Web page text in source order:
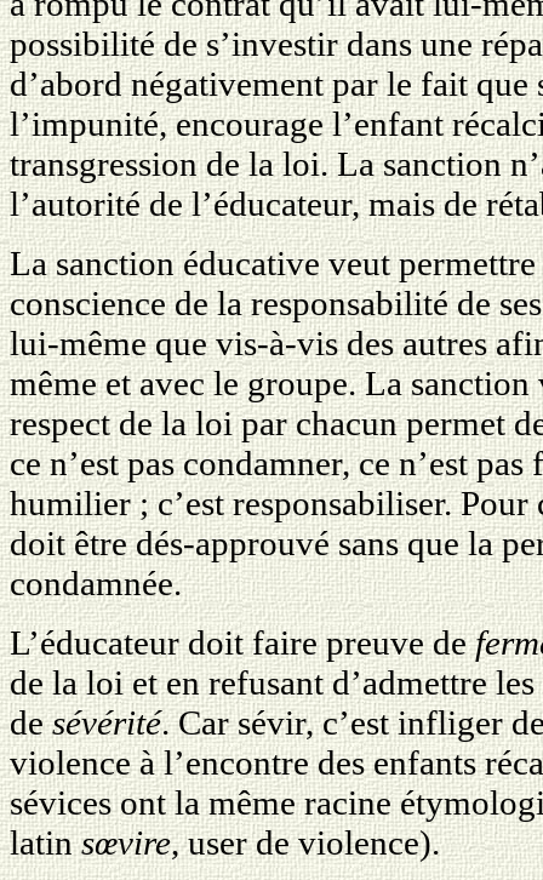
possibilité de s’investir dans une
d’abord négativement par le fait que
l’impunité, encourage l’enfant
transgression de la loi. La sanction
l’autorité de l’éducateur, mais de
La sanction éducative veut
conscience de la responsabilité de
lui-même que vis-à-vis des autres
même et avec le groupe. La
respect de la loi par chacun permet
ce n’est pas condamner, ce n’est
humilier ; c’est responsabiliser. Pour
doit être dés-approuvé sans que la
condamnée.
L’éducateur doit faire preuve de
de la loi et en refusant d’admettre
desévérité. Car sévir, c’est infliger
violence à l’encontre des enfants
sévices ont la même racine
latinsœvire, user de violence).